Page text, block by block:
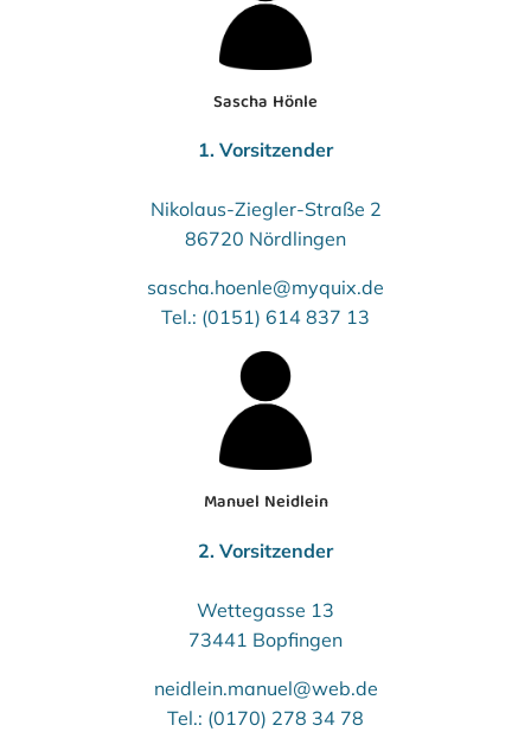
Sascha Hönle
1. Vorsitzender
Nikolaus-Ziegler-Straße 2
86720 Nördlingen
sascha.hoenle@myquix.de
Tel.: (0151) 614 837 13
Manuel Neidlein
2. Vorsitzender
Wettegasse 13
73441 Bopfingen
neidlein.manuel@web.de
Tel.: (0170) 278 34 78